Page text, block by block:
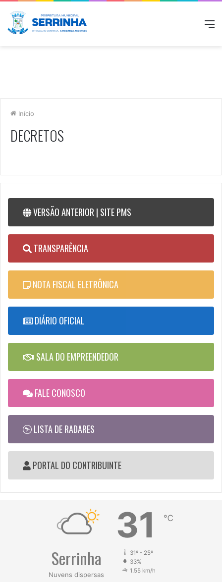
Início
DECRETOS
VERSÃO ANTERIOR | SITE PMS
TRANSPARÊNCIA
NOTA FISCAL ELETRÔNICA
DIÁRIO OFICIAL
SALA DO EMPREENDEDOR
FALE CONOSCO
LISTA DE RADARES
PORTAL DO CONTRIBUINTE
Serrinha
Nuvens dispersas
31 ℃
31º - 25º
33%
1.55 km/h